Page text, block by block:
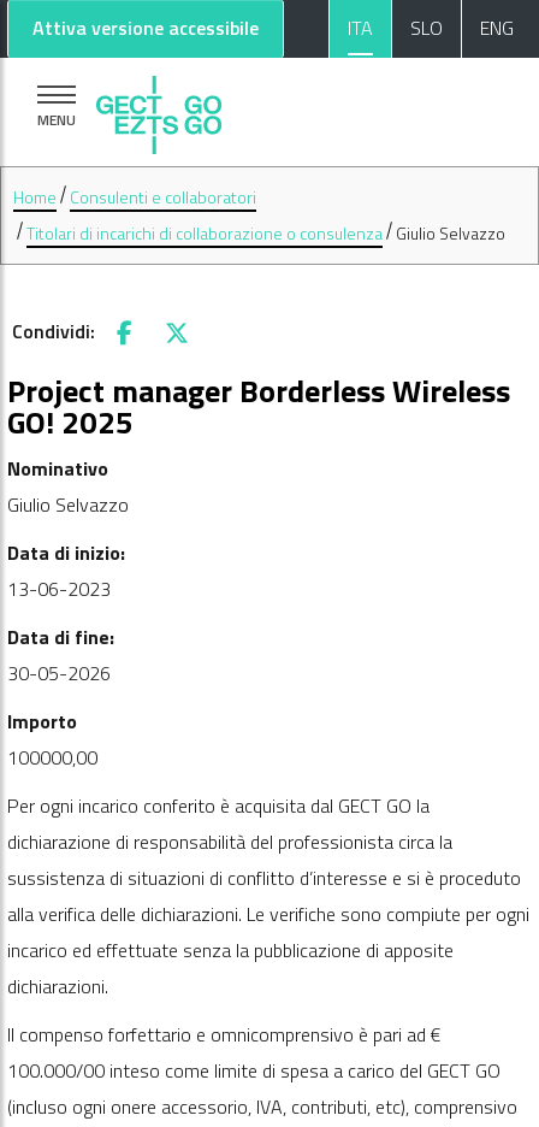
Vai al contenuto principale
Vai al footer
Attiva versione accessibile ITA SLO ENG
MENU
Home
Consulenti e collaboratori
Titolari di incarichi di collaborazione o consulenza Giulio Selvazzo
Condividi: Facebook
X
Project manager Borderless Wireless
GO! 2025
Nominativo
Giulio Selvazzo
Data di inizio:
13-06-2023
Data di fine:
30-05-2026
Importo
100000,00
Per ogni incarico conferito è acquisita dal GECT GO la
dichiarazione di responsabilità del professionista circa la
sussistenza di situazioni di conflitto d’interesse e si è proceduto
alla verifica delle dichiarazioni. Le verifiche sono compiute per ogni
incarico ed effettuate senza la pubblicazione di apposite
dichiarazioni.
Il compenso forfettario e omnicomprensivo è pari ad €
100.000/00 inteso come limite di spesa a carico del GECT GO
(incluso ogni onere accessorio, IVA, contributi, etc), comprensivo